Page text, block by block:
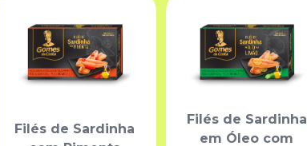
Filés de Sardinha
Filés de Sardinha
em Óleo com